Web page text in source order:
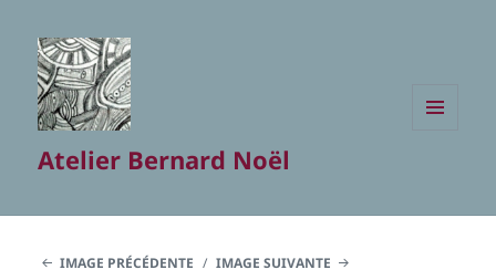
Atelier Bernard Noël
IMAGE PRÉCÉDENTE IMAGE SUIVANTE